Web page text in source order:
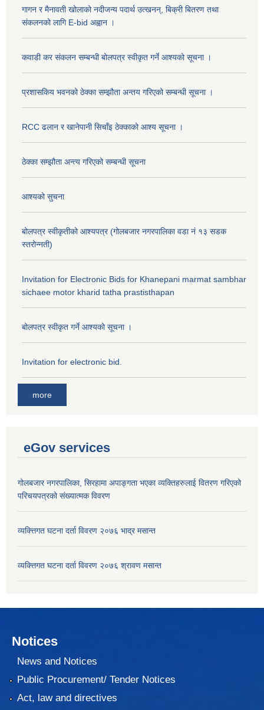
गागन र मैनावती खोलाको नदीजन्य पदार्थ उत्खनन्, बिक्री बितरण तथा
संकलनको लागि E-bid अह्वान ।
कवाडी कर संकलन सम्बन्धी बोलपत्र स्वीकृत गर्ने आश्यको सूचना ।
प्रशासकिय भवनको ठेक्का सम्झौता अन्तय गरिएको सम्बन्धी सूचना ।
RCC ढलान र खानेपानी सिचाँइ ठेक्काको आश्य सूचना ।
ठेक्का सम्झौता अन्त्य गरिएको सम्बन्धी सूचना
आश्यको सुचना
बोलपत्र स्वीकृतीको आश्यपत्र (गोलबजार नगरपालिका वडा नं १३ सडक
स्तरोन्नती)
Invitation for Electronic Bids for Khanepani marmat sambhar
sichaee motor kharid tatha prastisthapan
बोलपत्र स्वीकृत गर्ने आश्यको सूचना ।
Invitation for electronic bid.
more
eGov services
गोलबजार नगरपालिका, सिरहामा अपाङ्गता भएका व्यक्तिहरुलाई वितरण गरिएको
परिचयपत्रको संख्यात्मक विवरण
व्यक्त्तिगत घटना दर्ता विवरण २०७६ भाद्र मसान्त
व्यक्त्तिगत घटना दर्ता विवरण २०७६ श्रावण मसान्त
Notices
News and Notices
Public Procurement/ Tender Notices
Act, law and directives